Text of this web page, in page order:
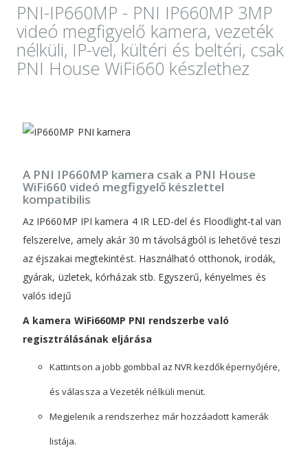
PNI-IP660MP - PNI IP660MP 3MP
videó megfigyelő kamera, vezeték
nélküli, IP-vel, kültéri és beltéri, csak
PNI House WiFi660 készlethez
A PNI IP660MP kamera csak a PNI House
WiFi660 videó megfigyelő készlettel
kompatibilis
Az IP660MP IPI kamera 4 IR LED-del és Floodlight-tal van
felszerelve, amely akár 30 m távolságból is lehetővé teszi
az éjszakai megtekintést. Használható otthonok, irodák,
gyárak, üzletek, kórházak stb. Egyszerű, kényelmes és
valós idejű
A kamera WiFi660MP PNI rendszerbe való
regisztrálásának eljárása
Kattintson a jobb gombbal az NVR kezdőképernyőjére,
és válassza a Vezeték nélküli menüt.
Megjelenik a rendszerhez már hozzáadott kamerák
listája.